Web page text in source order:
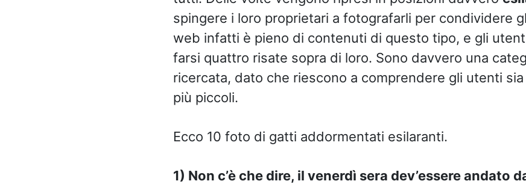
spingere i loro proprietari a fotografarli per condividere
web infatti è pieno di contenuti di questo tipo, e gli
farsi quattro risate sopra di loro. Sono davvero una
ricercata, dato che riescono a comprendere gli utenti
più piccoli.
Ecco 10 foto di gatti addormentati esilaranti.
1) Non c’è che dire, il venerdì sera dev’essere andato